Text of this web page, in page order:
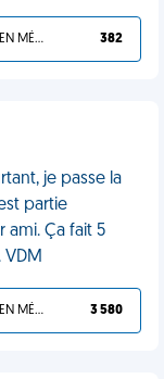
TU L'AS BIEN MÉRITÉ 382
je passe la
partie
ami. Ça fait 5
TU L'AS BIEN MÉRITÉ 3 580